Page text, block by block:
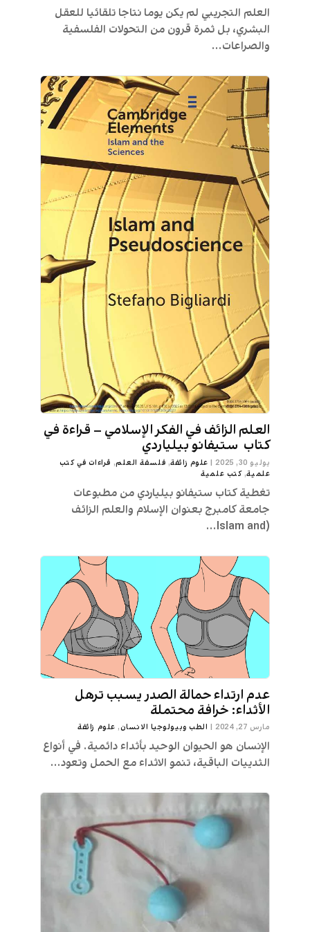
العلم التجريبي لم يكن يوما نتاجا تلقائيا للعقل
البشري، بل ثمرة قرون من التحولات الفلسفية
والصراعات...
العلم الزائف في الفكر الإسلامي – قراءة في
كتاب ستيفانو بيلياردي
يوليو 30, 2025 | علوم زائفة, فلسفة العلم, قراءات في كتب
علمية,كتب علمية
تغطية كتاب ستيفانو بيلياردي من مطبوعات
جامعة كامبرج بعنوان الإسلام والعلم الزائف
(Islam and...
عدم ارتداء حمالة الصدر يسبب ترهل
الأثداء: خرافة محتملة
مارس 27, 2024 | الطب وبيولوجيا الانسان, علوم زائفة
الإنسان هو الحيوان الوحيد بأثداء دائمية. في أنواع
الثدييات الباقية، تنمو الاثداء مع الحمل وتعود...